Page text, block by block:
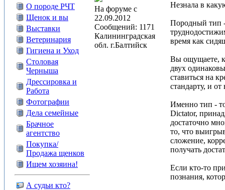
О породе РЧТ
Щенок и вы
Выставки
Ветеринария
Гигиена и Уход
Столовая
Черныша
Дрессировка и
Работа
Фотографии
Дела семейные
Брачное
агентство
Покупка/
Продажа щенков
Ищем хозяина!
А судьи кто?
На форуме с
22.09.2012
Сообщений: 1171
Калининградская
обл. г.Балтийск
Незнала в
Породный тип -
время как
Вы ощущаете,
двух
ставиться на
стандарту, и
Именно тип - то
Dictator,
достаточно
то, что
сложение,
получать
Если кто-то
познания,